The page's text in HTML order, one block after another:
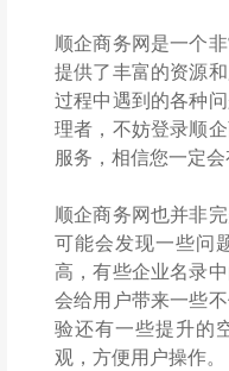
顺企商务网是一个
提供了丰富的资源
过程中遇到的各种
理者，不妨登录顺
服务，相信您一定会
顺企商务网也并非
可能会发现一些问
高，有些企业名录
会给用户带来一些
验还有一些提升的
观，方便用户操作。